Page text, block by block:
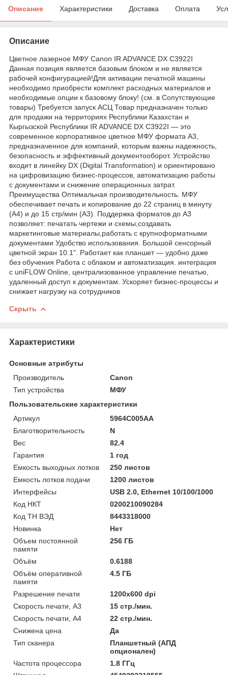
Описание Характеристики Доставка Оплата
Описание
Цветное лазерное МФУ Canon IR ADVANCE DX C3922I
Данная позиция является базовым блоком и не является
рабочей конфигурацией!Для активации печатной машины
необходимо приобрести комплект расходных материалов и
необходимые опции к базовому блоку! (см. в Сопутствующие
товары) Требуется запуск АСЦ Товар предназначен только
для продажи на территориях Республики Казахстан и
Кыргызской Республики IR ADVANCE DX C3922I — это
современное корпоративное цветное МФУ формата A3,
предназначенное для компаний, которым важны надежность,
безопасность и эффективный документооборот. Устройство
входит в линейку DX (Digital Transformation) и ориентировано
на цифровизацию бизнес-процессов, автоматизацию работы
с документами и снижение операционных затрат.
Преимущества Оптимальная производительность. МФУ
обеспечивает печать и копирование до 22 страниц в минуту
(A4) и до 15 стр/мин (A3). Поддержка форматов до A3
позволяет: печатать чертежи и схемы,создавать
маркетинговые материалы,работать с крупноформатными
документами Удобство использования. Большой сенсорный
цветной экран 10.1". Работает как планшет — удобно даже
без обучения Работа с облаком и автоматизация. интеграция
с uniFLOW Online, централизованное управление печатью,
удаленный доступ к документам. Ускоряет бизнес-процессы и
снижает нагрузку на сотрудников
Скрыть
Характеристики
Основные атрибуты
Производитель
Canon
Тип устройства
МФУ
Пользовательские характеристики
Артикул
5964C005AA
Благотворительность
N
Вес
82.4
Гарантия
1 год
Емкость выходных лотков
250 листов
Емкость лотков подачи
1200 листов
Интерфейсы
USB 2.0, Ethernet 10/100/1000
Код НКТ
0200210090284
Код ТН ВЭД
8443318000
Новинка
Нет
Объем постоянной
памяти
256 ГБ
Объём
0.6188
Объём оперативной
памяти
4.5 ГБ
Разрешение печати
1200x600 dpi
Скорость печати, А3
15 стр./мин.
Скорость печати, А4
22 стр./мин.
Снижена цена
Да
Тип сканера
Планшетный (АПД
опционален)
Частота процессора
1.8 ГГц